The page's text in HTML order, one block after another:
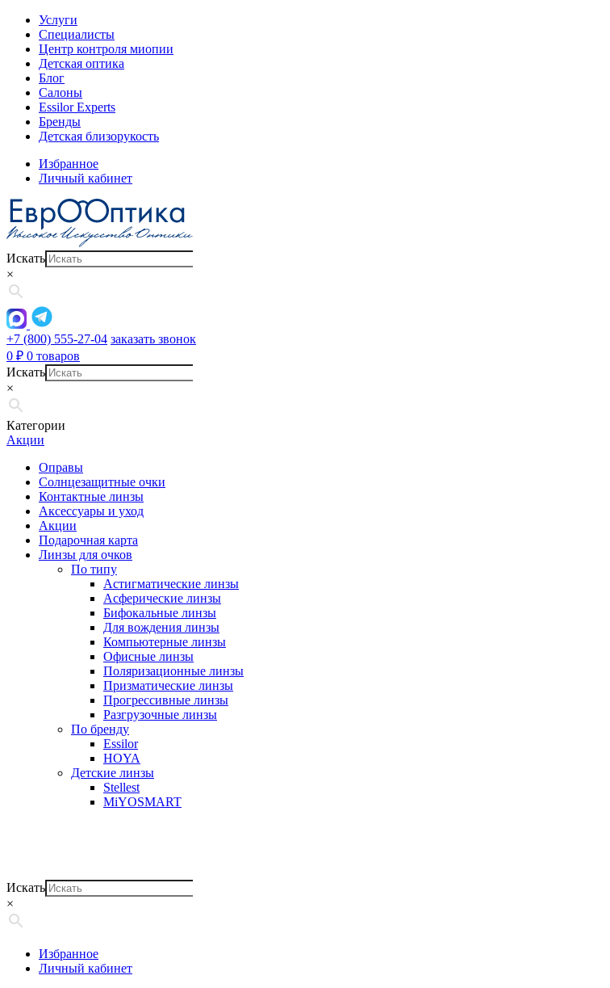
Услуги
Специалисты
Центр контроля миопии
Детская оптика
Блог
Салоны
Essilor Experts
Бренды
Детская близорукость
Избранное
Личный кабинет
Искать
×
+7 (800) 555-27-04 заказать звонок
0 ₽ 0 товаров
Искать
×
Категории
Акции
Оправы
Солнцезащитные очки
Контактные линзы
Аксессуары и уход
Акции
Подарочная карта
Линзы для очков
По типу
Астигматические линзы
Асферические линзы
Бифокальные линзы
Для вождения линзы
Компьютерные линзы
Офисные линзы
Поляризационные линзы
Призматические линзы
Прогрессивные линзы
Разгрузочные линзы
По бренду
Essilor
HOYA
Детские линзы
Stellest
MiYOSMART
Искать
×
Избранное
Личный кабинет